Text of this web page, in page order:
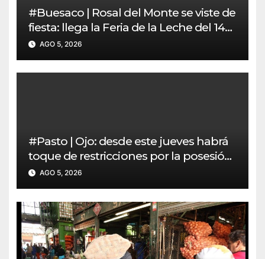
#Buesaco | Rosal del Monte se viste de
fiesta: llega la Feria de la Leche del 14
al 16 de agosto
AGO 5, 2026
#Pasto | Ojo: desde este jueves habrá
toque de restricciones por la posesión
presidencial
AGO 5, 2026